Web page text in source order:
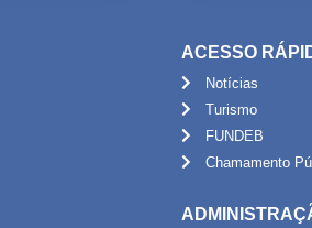
ACESSO
Notícias
Turismo
FUNDEB
Chamamento